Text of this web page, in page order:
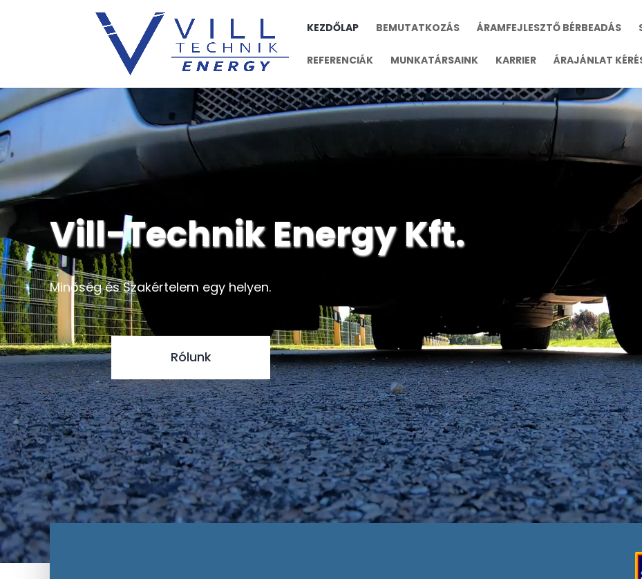
KEZDŐLAP BEMUTATKOZÁS ÁRAMFEJLESZTŐ BÉRBEADÁS
REFERENCIÁK MUNKATÁRSAINK KARRIER ÁRAJÁNLAT
Videólejátszó
Vill-Technik Energy Kft.
Minőség és Szakértelem egy helyen.
Rólunk